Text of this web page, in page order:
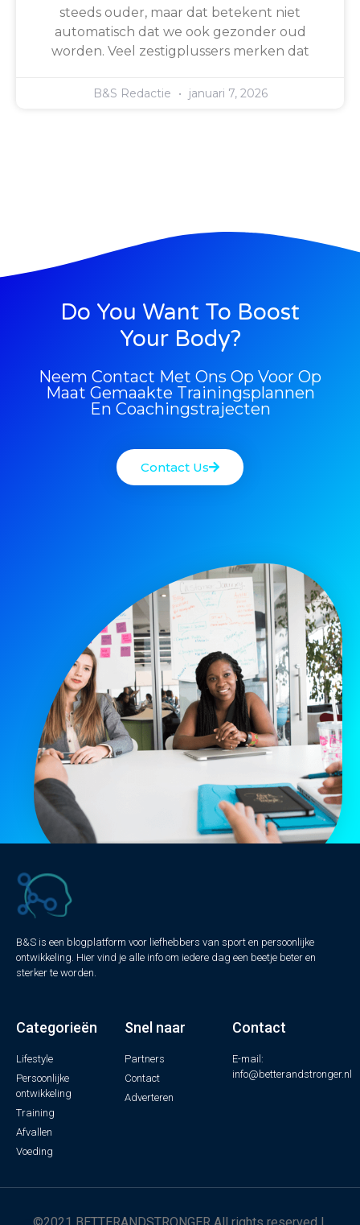
steeds ouder, maar dat betekent niet
automatisch dat we ook gezonder oud
worden. Veel zestigplussers merken dat
B&S Redactie januari 7, 2026
Do You Want To Boost
Your Body?
Neem Contact Met Ons Op Voor Op
Maat Gemaakte Trainingsplannen
En Coachingstrajecten
Contact Us
B&S is een blogplatform voor liefhebbers van sport en persoonlijke
ontwikkeling. Hier vind je alle info om iedere dag een beetje beter en
sterker te worden.
Categorieën
Lifestyle
Persoonlijke
ontwikkeling
Training
Afvallen
Voeding
Snel naar
Partners
Contact
Adverteren
Contact
E-mail:
info@betterandstronger.nl